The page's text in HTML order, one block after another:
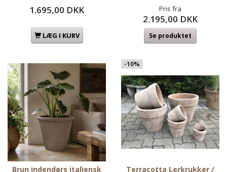
1.695,00 DKK
LÆG I KURV
Pris fra
2.195,00 DKK
Se produktet
Brun indendørs italiensk
-10%
Terracotta Lerkrukker /